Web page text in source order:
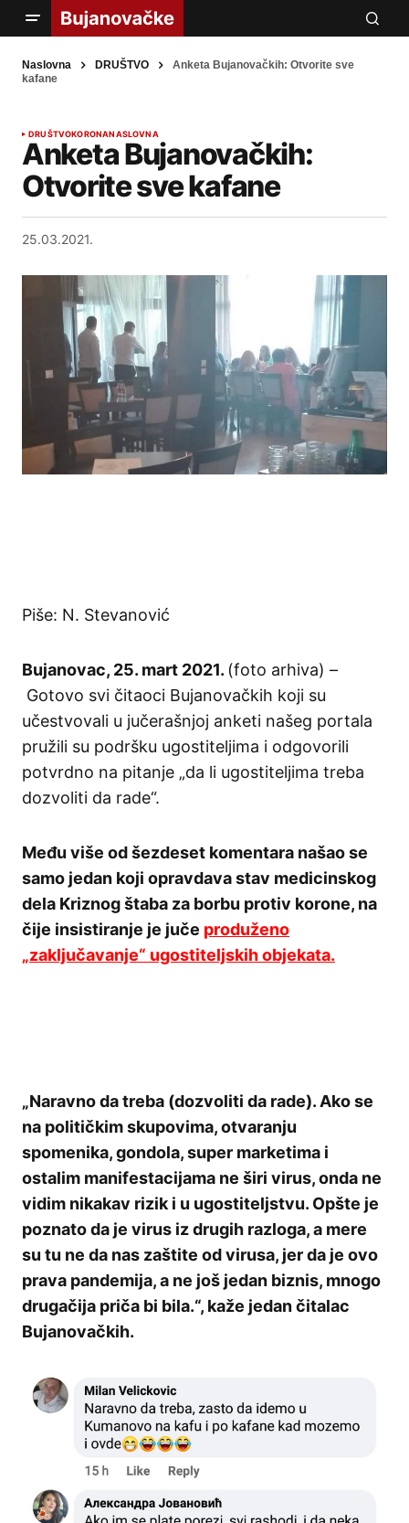
Naslovna DRUŠTVO
Anketa Bujanovačkih: Otvorite sve
kafane
DRUŠTVOKORONANASLOVNA
Anketa Bujanovačkih:
Otvorite sve kafane
25.03.2021.
Piše: N. Stevanović
Bujanovac, 25. mart 2021. (foto arhiva) –
Gotovo svi čitaoci Bujanovačkih koji su
učestvovali u jučerašnjoj anketi našeg portala
pružili su podršku ugostiteljima i odgovorili
potvrdno na pitanje „da li ugostiteljima treba
dozvoliti da rade“.
Među više od šezdeset komentara našao se
samo jedan koji opravdava stav medicinskog
dela Kriznog štaba za borbu protiv korone, na
čije insistiranje je juče produženo
„zaključavanje“ ugostiteljskih objekata.
„Naravno da treba (dozvoliti da rade). Ako se
na političkim skupovima, otvaranju
spomenika, gondola, super marketima i
ostalim manifestacijama ne širi virus, onda ne
vidim nikakav rizik i u ugostiteljstvu. Opšte je
poznato da je virus iz drugih razloga, a mere
su tu ne da nas zaštite od virusa, jer da je ovo
prava pandemija, a ne još jedan biznis, mnogo
drugačija priča bi bila.“, kaže jedan čitalac
Bujanovačkih.